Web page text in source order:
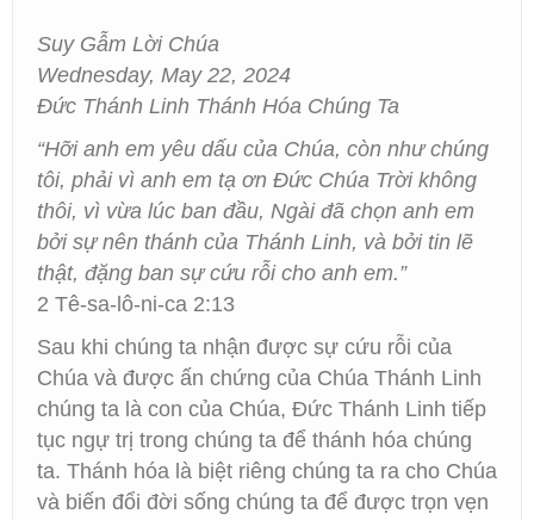
Suy Gẫm Lời Chúa
Wednesday, May 22, 2024
Đức Thánh Linh Thánh Hóa Chúng Ta
“Hỡi anh em yêu dấu của Chúa, còn như chúng
tôi, phải vì anh em tạ ơn Đức Chúa Trời không
thôi, vì vừa lúc ban đầu, Ngài đã chọn anh em
bởi sự nên thánh của Thánh Linh, và bởi tin lẽ
thật, đặng ban sự cứu rỗi cho anh em.”
2 Tê-sa-lô-ni-ca 2:13
Sau khi chúng ta nhận được sự cứu rỗi của
Chúa và được ấn chứng của Chúa Thánh Linh
chúng ta là con của Chúa, Đức Thánh Linh tiếp
tục ngự trị trong chúng ta để thánh hóa chúng
ta. Thánh hóa là biệt riêng chúng ta ra cho Chúa
và biến đổi đời sống chúng ta để được trọn vẹn